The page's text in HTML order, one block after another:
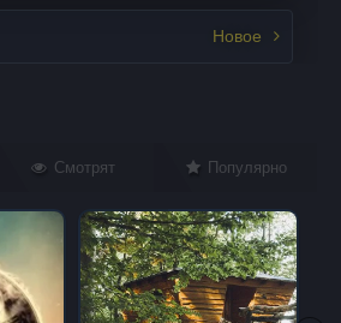
Новое
Смотрят Популярно